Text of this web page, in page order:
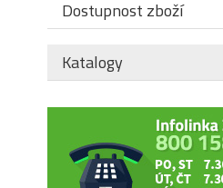
Dostupnost zboží
Katalogy